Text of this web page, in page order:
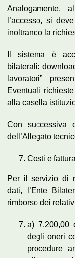
Analogamente,
l’accesso, si
inoltrando la
Il sistema è
bilaterali:
lavoratori”
Eventuali
alla casella
Con successiva
dell’Allegato
Costi e
Per il servizio di
dati, l’Ente
rimborso dei
a) 7.200,00
degli oneri
procedure